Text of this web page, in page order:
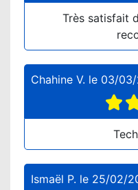
Très satisfait
Chahine V. le 03/
Ismaël P. le 25/02/